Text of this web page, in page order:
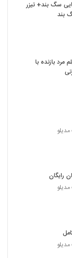
عباس رزیجی
پناه بر خدا
مستقیم و کیفیت
سگ بند+ تیزر
بند
مرد بازنده با
رایگان